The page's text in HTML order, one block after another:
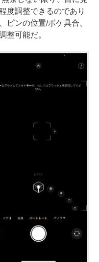
度調整できるのであり
ピンの位置/ボケ具合、
整可能だ。